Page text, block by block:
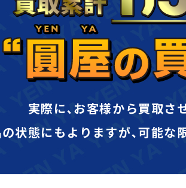
実際に､お客様から買取さ
状態にもよりますが､可能な